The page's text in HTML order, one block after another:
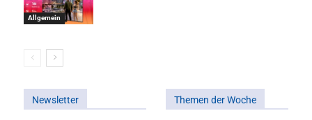
Allgemein
Newsletter Themen der Woche